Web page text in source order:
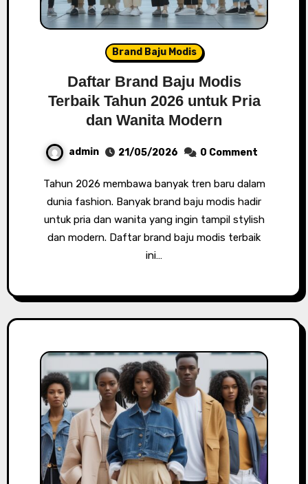
Brand Baju Modis
Daftar Brand Baju Modis
Terbaik Tahun 2026 untuk Pria
dan Wanita Modern
admin 21/05/2026 0 Comment
Tahun 2026 membawa banyak tren baru dalam
dunia fashion. Banyak brand baju modis hadir
untuk pria dan wanita yang ingin tampil stylish
dan modern. Daftar brand baju modis terbaik
ini…